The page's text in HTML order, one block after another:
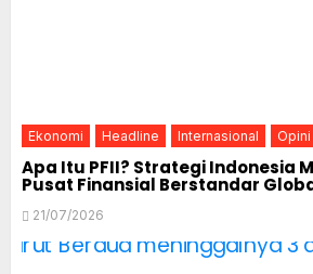
Ekonomi Headline Internasional Opini
Apa Itu PFII? Strategi Indonesia
Pusat Finansial Berstandar
21/07/2026